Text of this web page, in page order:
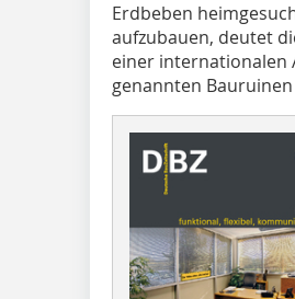
Erdbeben
aufzubauen, deutet
einer internationalen
genannten